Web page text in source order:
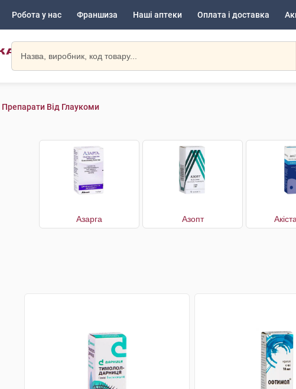
Робота у нас Франшиза Наші аптеки Оплата і доставка
Препарати Від Глаукоми
Азарга Азопт